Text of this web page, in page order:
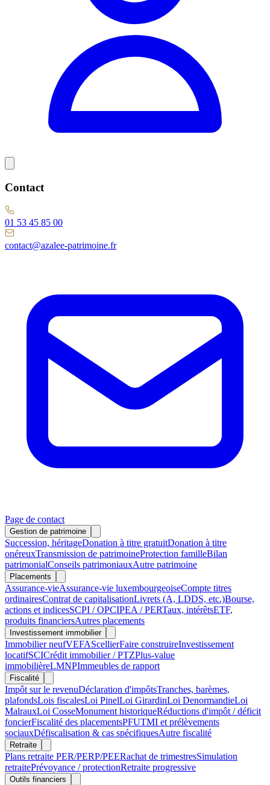
Contact
01 53 45 85 00
contact@azalee-patrimoine.fr
Page de contact
Gestion de patrimoine
Succession, héritageDonation à titre gratuitDonation à titre
onéreuxTransmission de patrimoineProtection familleBilan
patrimonialConseils patrimoniauxAutre patrimoine
Placements
Assurance-vieAssurance-vie luxembourgeoiseCompte titres
ordinairesContrat de capitalisationLivrets (A, LDDS, etc.)Bourse,
actions et indicesSCPI / OPCIPEA / PERTaux, intérêtsETF,
produits financiersAutres placements
Investissement immobilier
Immobilier neufVEFAScellierFaire construireInvestissement
locatifSCICrédit immobilier / PTZPlus-value
immobilièreLMNPImmeubles de rapport
Fiscalité
Impôt sur le revenuDéclaration d'impôtsTranches, barèmes,
plafondsLois fiscalesLoi PinelLoi GirardinLoi DenormandieLoi
MalrauxLoi CosseMonument historiqueRéductions d'impôt / déficit
foncierFiscalité des placementsPFUTMI et prélèvements
sociauxDéfiscalisation & cas spécifiquesAutre fiscalité
Retraite
Plans retraite PER/PERP/PEERachat de trimestresSimulation
retraitePrévoyance / protectionRetraite progressive
Outils financiers